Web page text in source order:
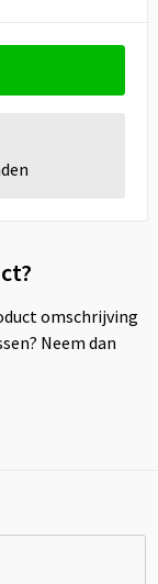
omschrijving
Neem dan